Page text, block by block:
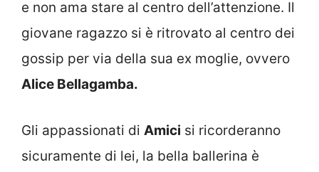
e non ama stare al centro dell’attenzione. Il
giovane ragazzo si è ritrovato al centro dei
gossip per via della sua ex moglie, ovvero
Alice Bellagamba.
Gli appassionati di Amici si ricorderanno
sicuramente di lei, la bella ballerina è